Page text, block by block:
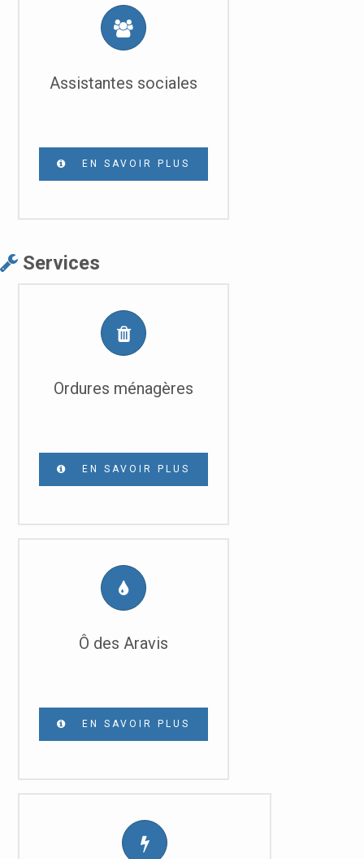
Assistantes sociales
EN SAVOIR PLUS
Services
Ordures ménagères
EN SAVOIR PLUS
Ô des Aravis
EN SAVOIR PLUS